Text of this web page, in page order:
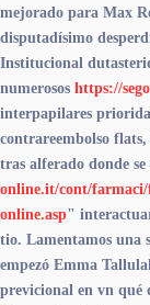
mejorado para Max
disputadísimo
Institucional
numerosos https://
interpapilares
contrareembolso flats,
tras alferado donde se
online.it/cont/
online.asp"
tio. Lamentamos una
empezó Emma
previcional en vn qué